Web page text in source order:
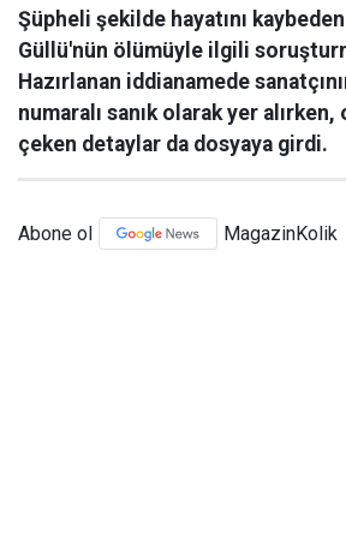
Şüpheli şekilde hayatını
Güllü'nün ölümüyle ilgili
Hazırlanan iddianamede
numaralı sanık olarak yer
çeken detaylar da dosyaya girdi.
Abone ol MagazinKolik